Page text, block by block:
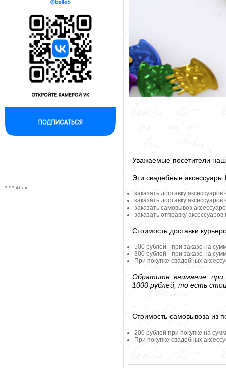
--------------------------
*-*-* 4box
Уважаемые посетители
Эти свадебные
заказать доставку
заказать доставку
заказать самовывоз
заказать отправку
Стоимость доставки
500 рублей - при заказе на
300 рублей - при заказе на
При покупке свадебных
Обратите внимание: при
1000 рублей, то есть
Стоимость самовывоза из
200 рублей при покупке на
При покупке свадебных